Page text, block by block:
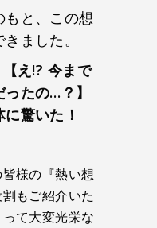
と、この想
ました。
【え!? 今まで
たの…？】
驚いた！
様の『熱い想
もご紹介いた
て大変光栄な